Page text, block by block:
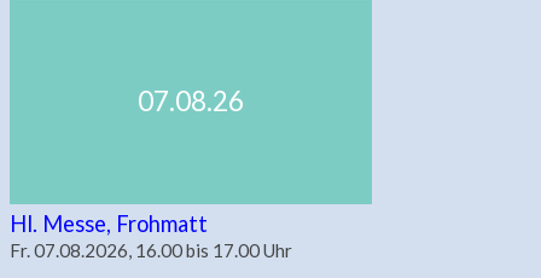
07.08.26
Hl. Messe, Frohmatt
Fr. 07.08.2026, 16.00 bis 17.00 Uhr